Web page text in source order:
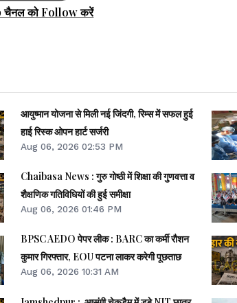
चैनल को Follow करें
आयुष्मान योजना से मिली नई जिंदगी, रिम्स में सफल हुई
हाई रिस्क ओपन हार्ट सर्जरी
Aug 06, 2026 02:53 PM
Chaibasa News : गुरु गोष्ठी में शिक्षा की गुणवत्ता व
शैक्षणिक गतिविधियों की हुई समीक्षा
Aug 06, 2026 01:46 PM
BPSC AEDO पेपर लीक : BARC का कर्मी रौशन
कुमार गिरफ्तार, EOU पटना लाकर करेगी पूछताछ
Aug 06, 2026 10:31 AM